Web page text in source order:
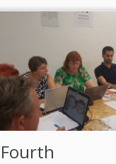
Fourth